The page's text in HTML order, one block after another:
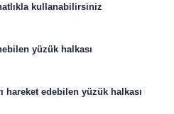
kullanabilirsiniz
yüzük halkası
hareket edebilen yüzük halkası